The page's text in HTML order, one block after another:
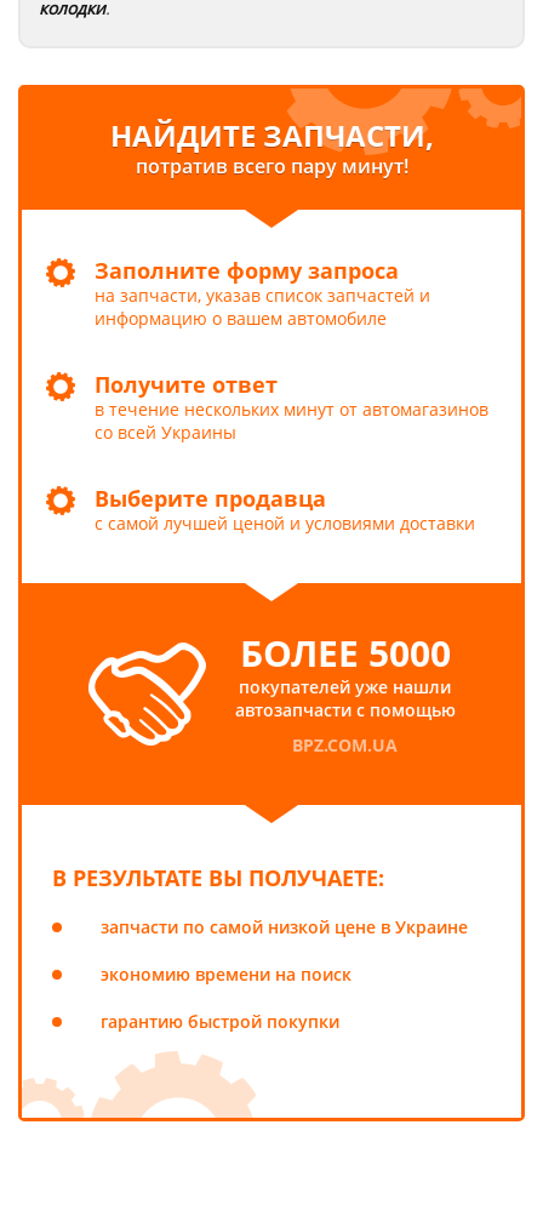
колодки.
НАЙДИТЕ ЗАПЧАСТИ,
потратив всего пару минут!
Заполните форму запроса
на запчасти, указав список запчастей и
информацию о вашем автомобиле
Получите ответ
в течение нескольких минут от автомагазинов
со всей Украины
Выберите продавца
с самой лучшей ценой и условиями доставки
БОЛЕЕ 5000
покупателей уже нашли
автозапчасти с помощью
BPZ.COM.UA
В РЕЗУЛЬТАТЕ ВЫ ПОЛУЧАЕТЕ:
запчасти по самой низкой цене в Украине
экономию времени на поиск
гарантию быстрой покупки